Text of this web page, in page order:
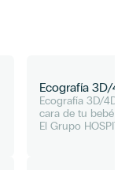
Ecografía 3D/4D
Ecografía 3D/4D
cara de tu bebé
El Grupo